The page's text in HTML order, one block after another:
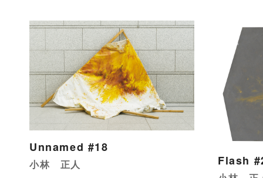
Unnamed #18
小林 正人 Flash